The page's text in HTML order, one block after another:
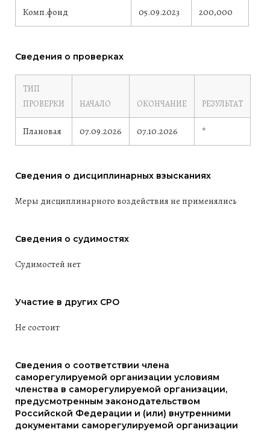
Комп.фонд 05.09.2023 200,000
Сведения о проверках
ТИП
ПРОВЕРКИ
НАЧАЛО ОКОНЧАНИЕ РЕЗУЛЬТАТ
Плановая 07.09.2026 07.10.2026 *
Сведения о дисциплинарных взысканиях
Меры дисциплинарного воздействия не применялись
Сведения о судимостях
Судимостей нет
Участие в других СРО
Не состоит
Сведения о соответствии члена
саморегулируемой организации условиям
членства в саморегулируемой организации,
предусмотренным законодательством
Российской Федерации и (или) внутренними
документами саморегулируемой организации